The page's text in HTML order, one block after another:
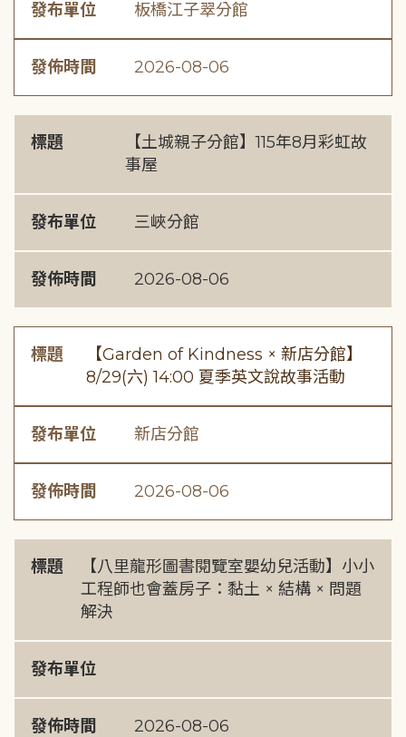
發布單位 板橋江子翠分館
發佈時間 2026-08-06
標題
【土城親子分館】115年8月彩虹故
事屋
發布單位 三峽分館
發佈時間 2026-08-06
標題
【Garden of Kindness × 新店分館】
8/29(六) 14:00 夏季英文說故事活動
發布單位 新店分館
發佈時間 2026-08-06
標題
【八里龍形圖書閱覽室嬰幼兒活動】小小
工程師也會蓋房子：黏土 × 結構 × 問題
解決
發布單位
發佈時間 2026-08-06